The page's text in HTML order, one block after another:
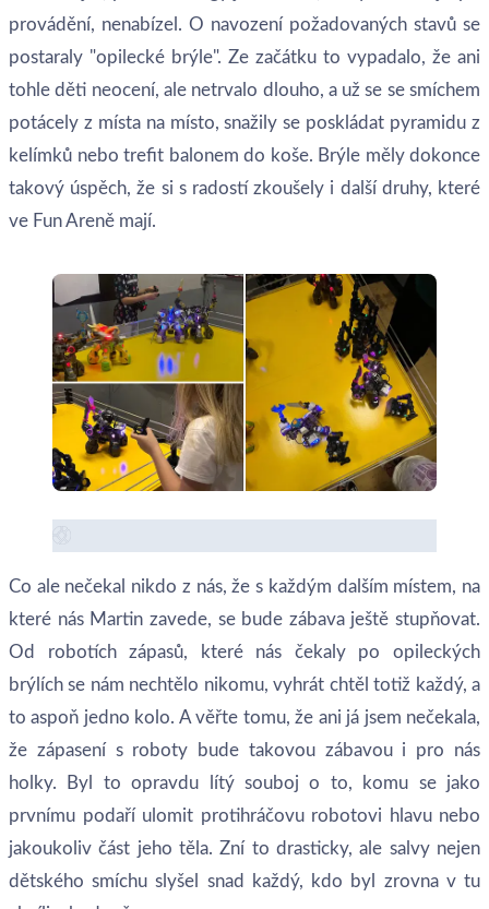
provádění, nenabízel. O navození požadovaných stavů se
postaraly "opilecké brýle". Ze začátku to vypadalo, že ani
tohle děti neocení, ale netrvalo dlouho, a už se se smíchem
potácely z místa na místo, snažily se poskládat pyramidu z
kelímků nebo trefit balonem do koše. Brýle měly dokonce
takový úspěch, že si s radostí zkoušely i další druhy, které
ve Fun Areně mají.
Co ale nečekal nikdo z nás, že s každým dalším místem, na
které nás Martin zavede, se bude zábava ještě stupňovat.
Od robotích zápasů, které nás čekaly po opileckých
brýlích se nám nechtělo nikomu, vyhrát chtěl totiž každý, a
to aspoň jedno kolo. A věřte tomu, že ani já jsem nečekala,
že zápasení s roboty bude takovou zábavou i pro nás
holky. Byl to opravdu lítý souboj o to, komu se jako
prvnímu podaří ulomit protihráčovu robotovi hlavu nebo
jakoukoliv část jeho těla. Zní to drasticky, ale salvy nejen
dětského smíchu slyšel snad každý, kdo byl zrovna v tu